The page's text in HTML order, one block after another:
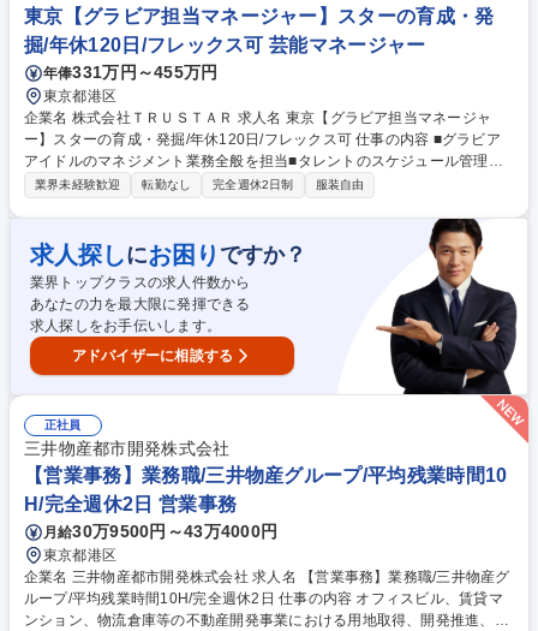
東京【グラビア担当マネージャー】スターの育成・発
掘/年休120日/フレックス可 芸能マネージャー
年俸331万円～455万円
東京都港区
企業名 株式会社ＴＲＵＳＴＡＲ 求人名 東京【グラビア担当マネージャ
ー】スターの育成・発掘/年休120日/フレックス可 仕事の内容 ■グラビア
アイドルのマネジメント業務全般を担当■タレントのスケジュール管理や
ファンクラブ運営、イベント企画まで幅広く携わる■タレントの魅力を最
ール管理、ファンクラブサイトの運営・更新、ファンイベントの企画・運
営などを行います。タレントの要望に応じてイベント内容を企画したり、
グッズ販売の企画・実施、ファンクラブ会員向けの情報発信なども担当。
タレントと二人三脚で仕事を進め、タレントの魅力を最大限に引き出す役
割を担います。 募集職種 東京【グラビア担当マネージャー】スターの育
成・発掘/年休120日/フレックス可
業界未経験歓迎 転勤なし 完全週休2日制 服装自由
求人探しにお困り ですか？
業界トップクラスの求人件数から
あなたの力を最大限に発揮できる
求人探しをお手伝いします。
アドバイザーに相談する
正社員
三井物産都市開発株式会社
【営業事務】業務職/三井物産グループ/平均残業時間10
H/完全週休2日 営業事務
月給30万9500円～43万4000円
東京都港区
企業名 三井物産都市開発株式会社 求人名 【営業事務】業務職/三井物産グ
ループ/平均残業時間10H/完全週休2日 仕事の内容 オフィスビル、賃貸マ
ンション、物流倉庫等の不動産開発事業における用地取得、開発推進、賃